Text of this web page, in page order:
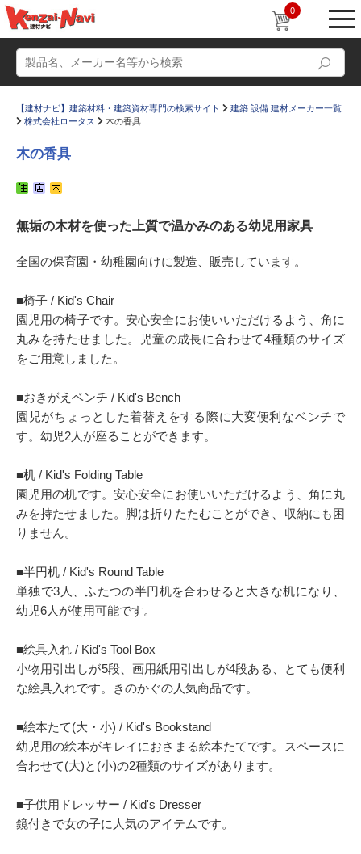
0
かたなび コラム
すまいリング 設計士インタビュー
お気に入り
【建材ナビ】建築材料・建築資材専門の検索サイト
建築 設備 建材メーカー一覧
株式会社ロータス
木の香具
木の香具
無垢の木材を使った上質で温かみのある幼児用家具
全国の保育園・幼稚園向けに製造、販売しています。
■椅子 / Kid's Chair
園児用の椅子です。安心安全にお使いいただけるよう、角に
丸みを持たせました。児童の成長に合わせて4種類のサイズ
をご用意しました。
■おきがえベンチ / Kid's Bench
園児がちょっとした着替えをする際に大変便利なベンチで
す。幼児2人が座ることができます。
■机 / Kid's Folding Table
園児用の机です。安心安全にお使いいただけるよう、角に丸
みを持たせました。脚は折りたたむことができ、収納にも困
りません。
■半円机 / Kid's Round Table
単独で3人、ふたつの半円机を合わせると大きな机になり、
幼児6人が使用可能です。
■絵具入れ / Kid's Tool Box
小物用引出しが5段、画用紙用引出しが4段ある、とても便利
な絵具入れです。きのかぐの人気商品です。
■絵本たて(大・小) / Kid's Bookstand
幼児用の絵本がキレイにおさまる絵本たてです。スペースに
合わせて(大)と(小)の2種類のサイズがあります。
■子供用ドレッサー / Kid's Dresser
鏡付きで女の子に人気のアイテムです。